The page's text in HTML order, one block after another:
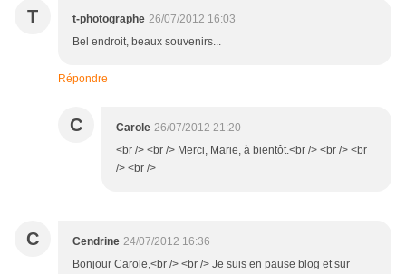
T t-photographe 26/07/2012 16:03
Bel endroit, beaux souvenirs...
Répondre
C Carole 26/07/2012 21:20
<br /> <br /> Merci, Marie, à bientôt.<br /> <br /> <br
/> <br />
C Cendrine 24/07/2012 16:36
Bonjour Carole,<br /> <br /> Je suis en pause blog et sur